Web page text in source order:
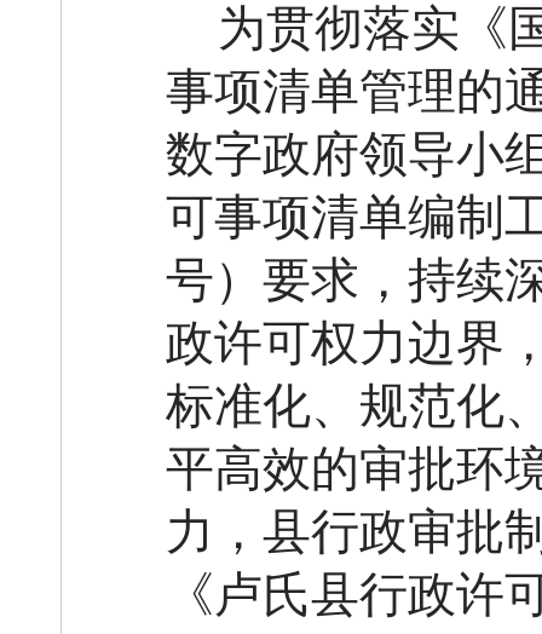
为贯彻落实《
事项清单管理的
数字政府领导小
可事项清单编制
号）要求，持续
政许可权力边界
标准化、规范化
平高效的审批环
力，县行政审批
《卢氏县行政许